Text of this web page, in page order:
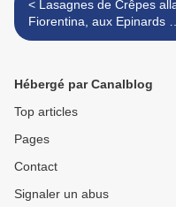
< Lasagnes de Crêpes alla
Fiorentina, aux Epinards
à la Ricotta
Hébergé par Canalblog
Top articles
Pages
Contact
Signaler un abus